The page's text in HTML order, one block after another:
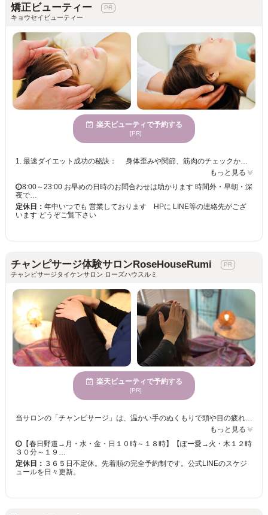
矯正ビューティー
キョウセイビューティー
楽天ビューティで予約する
[PR]
1. 最速ダイエット成功の秘訣： 身体歪みや関節、筋肉のチェックから最適な矯正を提案し 3ヶ月のダイエット成功をサポートします ・。・。・。・。・。・。・。・。・。・。・。・。・。・ 2. 痛みのない施術で快適な体験： （手技100％）の高度な整体・矯正技術を用いて、 痛みのない施術を行います ・。・。・。・。・。・。・。・。・。・。・。・。・。・ 3. 即効性のあるフェイス＊ボディーラインの変化： 1回の施術でも、すぐに体が軽くなり、各部位の矯正効果が見た目でわかります ・。・。・。・。・。・。・。・。・。・。・。・。・。・ 4. 美容整形に頼らない小顔矯正＊骨盤矯正： 美容整形をしなくても手軽に理想的な、小顔と骨盤になれる施術を提供します ・。・。・。・。・。・。・。・。・。・。・。・。・。・ 5. 個別の悩みに対応： お客様おひとりお一人の悩みを丁寧に聞き、それぞれに合った美容矯正施術を行います
もっと見る
8:00～23:00 お早めの日時のお問合わせは助かります 時間外・早朝・深
夜で…
定休日： 年中いつでも 営業しております HPに LINE等の連絡先がござ
います どうぞご覧下さい
チャンピサージ体験サロンRoseHouseRumi
チャンピサージタイケンサロン ローズハウスルミ
楽天ビューティで予約する
[PR]
当サロンの「チャンピサージ」は、温かい手のぬくもりで頭や目の疲れを癒し、ストレスを和らげることを目的とした手技です。椅子に座ったまま服を着たまま受けられるので、気軽に立ち寄っていただけます。 プライベート空間で味わう、静寂の癒し。体験中は会話を控え、お客様だけのプライベートな空間で、心ゆくまでリラックスしていただけます。日常の喧騒を忘れ、頭を休める贅沢な時間をお過ごしください。 当サロンが提供する「チャンピサージ」は、１９７９年に英国で発表され、世界中に広まった伝統的なヘッドセラピーです。私はこれまで１１年間で、介護施設の職員の方々へ２７００回を超える活動を行ってきました。毎週、毎月と通ってくださるリピーターの方も多く、心と頭の癒しを実感いただいています。 デスクワークやスマートフォンの使いすぎによる目の疲れや首肩の凝り、人間関係などでストレスを感じている方には特におすすめです。瞑想時のように深いリラックス状態へと導き、心身ともにリフレッシュできます。「心や身体が疲れてるなぁ〜」と感じた時は、ぜひ一度ローズハウスルミへお越しください。〜皆さまのほっとされた笑顔が私の癒しです〜
もっと見る
【春日野道→月・水・金・日１０時～１８時】【ぽー愛→火・木１２時
３０分～１９…
定休日： ３６５日不定休。先着順の完全予約制です。公式LINEのスケジ
ュールを日々更新。